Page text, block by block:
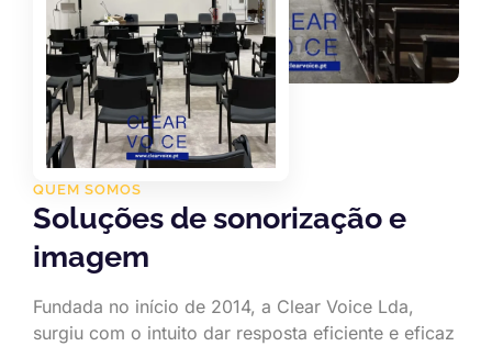
QUEM SOMOS
Soluções de sonorização e
imagem
Fundada no início de 2014, a Clear Voice Lda,
surgiu com o intuito dar resposta eficiente e eficaz